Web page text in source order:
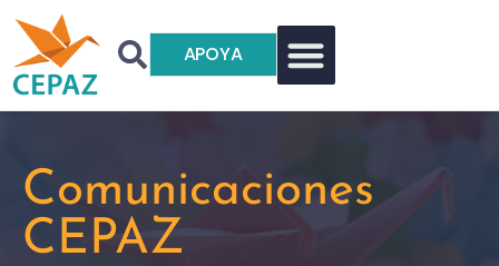
APOYA
Comunicaciones
CEPAZ